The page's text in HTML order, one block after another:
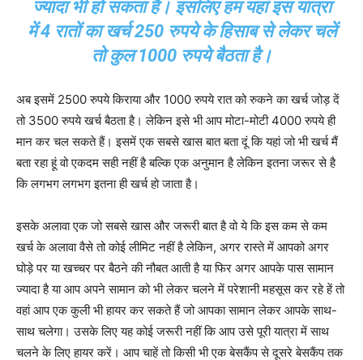
ज्यादा भी हो सकता है। इसलिए हम यहां इस यात्रा
में 4 रातों का खर्च 250 रुपये के हिसाब से लेकर चलें
तो कुल 1000 रुपये बैठता है।
अब इसमें 2500 रुपये किराया और 1000 रुपये रात को रुकने का खर्च जोड़ दें
तो 3500 रुपये खर्च बैठता है। लेकिन इसे भी आप मोटा-मोटी 4000 रुपये ही
मान कर चल सकते हैं। इसमें एक सबसे खास बात बता दूं कि यहां जो भी खर्च मैं
बता रहा हूं वो एकदम सही नहीं है बल्कि एक अनुमान है लेकिन इतना जरूर से है
कि लगभग लगभग इतना ही खर्च हो जाता है।
इसके अलावा एक जो सबसे खास और जरूरी बात है वो ये कि इस कम से कम
खर्च के अलावा वैसे तो कोई लीमिट नहीं है लेकिन, अगर रास्ते में आपको अगर
घोड़े पर या खच्चर पर बैठने की नौबत आती है या फिर अगर आपके पास सामान
ज्यादा है या आप अपने सामान को भी लेकर चलने में परेशानी महसूस कर रहे हें तो
वहां आप एक कुली भी हायर कर सकते हैं जो आपका सामान लेकर आपके साथ-
साथ चलेगा। उसके लिए यह कोई जरूरी नहीं कि आप उसे पूरी यात्रा में साथ
चलने के लिए हायर करें। आप चाहें तो किसी भी एक बेसकैंप से दूसरे बेसकैंप तक